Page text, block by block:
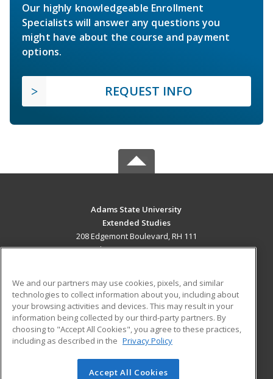
Our highly knowledgeable Enrollment
Specialists will answer any questions you
might have about the course and payment
options.
REQUEST INFO
Adams State University
Extended Studies
208 Edgemont Boulevard, RH 111
Alamosa, CO 81102 US
Career Training
ADDITIONAL RESOURCES
Military
Help
Student Blog
© 2026 ed2go, a division of Cengage Learning. All rights
We and our partners may use cookies, pixels, and similar
technologies to collect information about you, including about
your browsing activities and devices. This may result in your
information being collected by our third-party partners. By
choosing to "Accept All Cookies", you agree to these practices,
including as described in the Privacy Policy
Accept All Cookies